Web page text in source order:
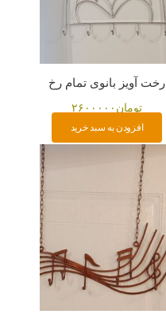
رخت آویز بانوی تمام رخ
تومان ۲۶۰۰۰۰۰
افزودن به سبد خرید